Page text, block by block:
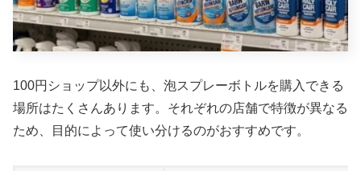
100円ショップ以外にも、泡スプレーボトルを購入できる
場所はたくさんあります。それぞれの店舗で特徴が異なる
ため、目的によって使い分けるのがおすすめです。